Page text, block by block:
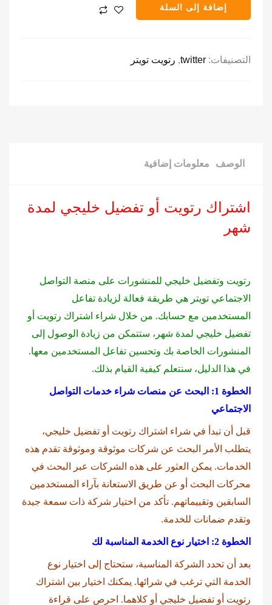
إضافة إلى السلة
التصنيفات: twitter
, رتويت تويتر
الوصف معلومات إضافية
اشتراك رتويت أو تفضيل خليجي لمدة
شهر
رتويت وتفضيل خليجي للمنشورات على منصة التواصل
الاجتماعي تويتر هي طريقة فعالة لزيادة تفاعل
المستخدمين مع حسابك. من خلال شراء اشتراك رتويت أو
تفضيل خليجي لمدة شهر، ستتمكن من زيادة الوصول إلى
المنشورات الخاصة بك وتحسين تفاعل المستخدمين معها.
في هذا الدليل، سنتعلم كيفية القيام بذلك.
الخطوة 1: البحث عن منصات شراء خدمات التواصل
الاجتماعي
قبل أن تبدأ في شراء اشتراك رتويت أو تفضيل خليجي،
يتطلب الأمر البحث عن شركات موثوقة وموثوقة تقدم هذه
الخدمات. يمكن العثور على هذه الشركات عبر البحث في
محركات البحث أو عن طريق الاستعانة بآراء المستخدمين
السابقين وتقييماتهم. تأكد من اختيار شركة ذات سمعة جيدة
وتقدم ضمانات للخدمة.
الخطوة 2: اختيار نوع الخدمة المناسبة لك
بعد أن تحدد الشركة المناسبة، ستحتاج إلى اختيار نوع
الخدمة التي ترغب في شرائها. يمكنك اختيار بين اشتراك
رتويت أو تفضيل خليجي أو كلاهما. احرص على قراءة